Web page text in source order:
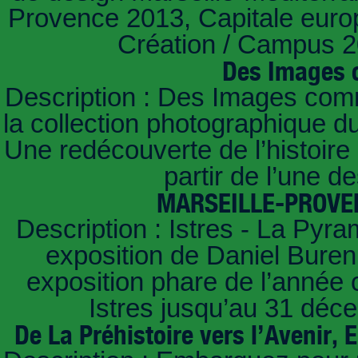
Provence 2013, Capitale
Création / Campus
Des Images
Description : Des Images
la collection photographique
Une redécouverte de
partir de l’une
MARSEILLE-
Description : Istres - La
exposition de Daniel
exposition phare de
Istres jusqu’au 31
De La Préhistoire vers l’Avenir,